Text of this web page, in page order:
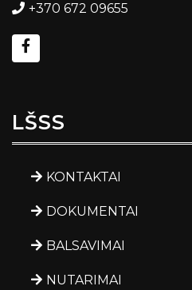
+370 672 09655
LŠSS
KONTAKTAI
DOKUMENTAI
BALSAVIMAI
NUTARIMAI